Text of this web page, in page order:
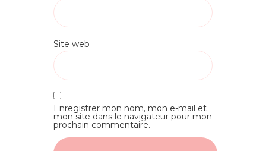
Site web
Enregistrer mon nom, mon e-mail et
mon site dans le navigateur pour mon
prochain commentaire.